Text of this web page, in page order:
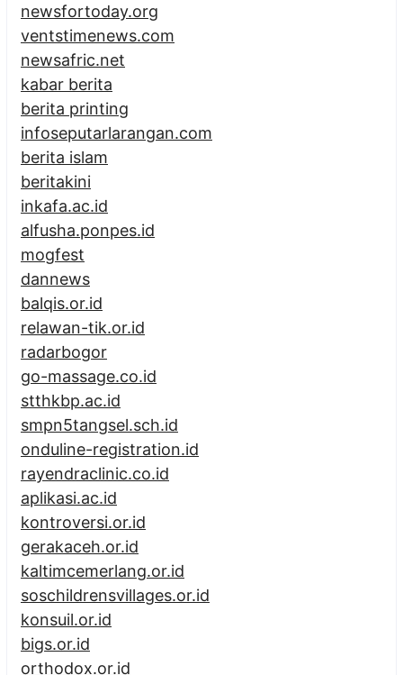
newsfortoday.org
ventstimenews.com
newsafric.net
kabar berita
berita printing
infoseputarlarangan.com
berita islam
beritakini
inkafa.ac.id
alfusha.ponpes.id
mogfest
dannews
balqis.or.id
relawan-tik.or.id
radarbogor
go-massage.co.id
stthkbp.ac.id
smpn5tangsel.sch.id
onduline-registration.id
rayendraclinic.co.id
aplikasi.ac.id
kontroversi.or.id
gerakaceh.or.id
kaltimcemerlang.or.id
soschildrensvillages.or.id
konsuil.or.id
bigs.or.id
orthodox.or.id